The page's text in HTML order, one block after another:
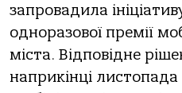
запровадила
одноразової премії
міста. Відповідне
наприкінці